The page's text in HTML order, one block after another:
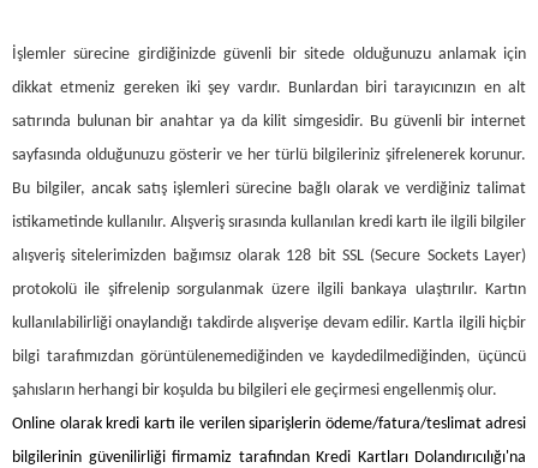
İşlemler sürecine girdiğinizde güvenli bir sitede olduğunuzu anlamak için
dikkat etmeniz gereken iki şey vardır. Bunlardan biri tarayıcınızın en alt
satırında bulunan bir anahtar ya da kilit simgesidir. Bu güvenli bir internet
sayfasında olduğunuzu gösterir ve her türlü bilgileriniz şifrelenerek korunur.
Bu bilgiler, ancak satış işlemleri sürecine bağlı olarak ve verdiğiniz talimat
istikametinde kullanılır. Alışveriş sırasında kullanılan kredi kartı ile ilgili bilgiler
alışveriş sitelerimizden bağımsız olarak 128 bit SSL (Secure Sockets Layer)
protokolü ile şifrelenip sorgulanmak üzere ilgili bankaya ulaştırılır. Kartın
kullanılabilirliği onaylandığı takdirde alışverişe devam edilir. Kartla ilgili hiçbir
bilgi tarafımızdan görüntülenemediğinden ve kaydedilmediğinden, üçüncü
şahısların herhangi bir koşulda bu bilgileri ele geçirmesi engellenmiş olur.
Online olarak kredi kartı ile verilen siparişlerin ödeme/fatura/teslimat adresi
bilgilerinin güvenilirliği firmamiz tarafından Kredi Kartları Dolandırıcılığı'na